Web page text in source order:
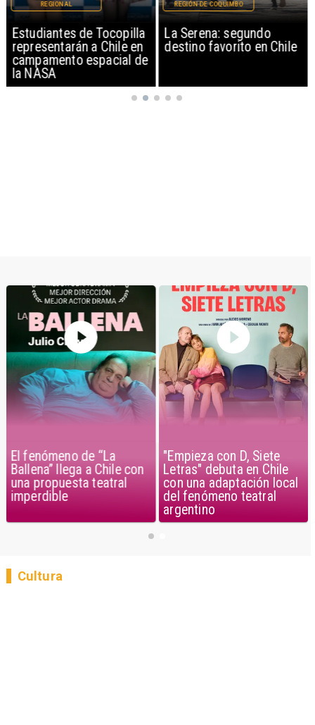
Estudiantes de Tocopilla
representarán a Chile en
campamento espacial de
la NASA
REGIONAL
La Serena: segundo
destino favorito en Chile
REGIÓN DE COQUIMBO
El fenómeno de “La
Ballena” llega a Chile con
una propuesta teatral
imperdible
"Empieza con D, Siete
Letras" debuta en Chile
con una adaptación local
del fenómeno teatral
argentino
Cultura